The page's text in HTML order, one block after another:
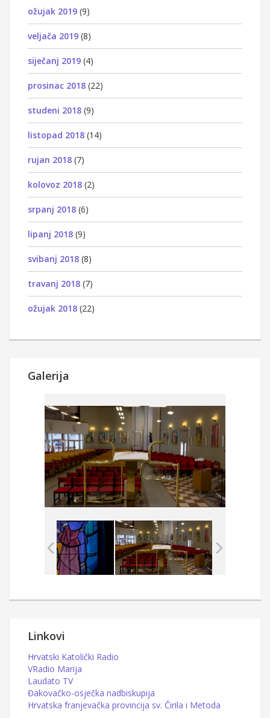
ožujak 2019 (9)
veljača 2019 (8)
siječanj 2019 (4)
prosinac 2018 (22)
studeni 2018 (9)
listopad 2018 (14)
rujan 2018 (7)
kolovoz 2018 (2)
srpanj 2018 (6)
lipanj 2018 (9)
svibanj 2018 (8)
travanj 2018 (7)
ožujak 2018 (22)
Galerija
Linkovi
Hrvatski Katolički Radio
VRadio Marija
Laudato TV
Đakovačko-osječka nadbiskupija
Hrvatska franjevačka provincija sv. Čirila i Metoda